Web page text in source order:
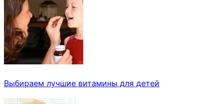
Выбираем лучшие витамины для детей